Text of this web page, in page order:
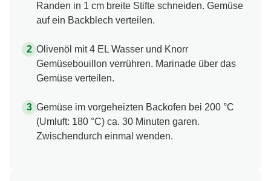
Randen in 1 cm breite Stifte schneiden. Gemüse
auf ein Backblech verteilen.
Olivenöl mit 4 EL Wasser und Knorr
Gemüsebouillon verrühren. Marinade über das
Gemüse verteilen.
Gemüse im vorgeheizten Backofen bei 200 °C
(Umluft: 180 °C) ca. 30 Minuten garen.
Zwischendurch einmal wenden.